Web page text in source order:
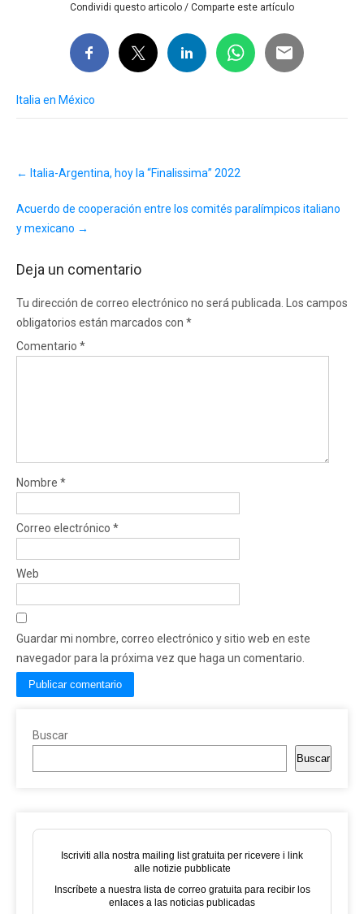
Condividi questo articolo / Comparte este artículo
Italia en México
navigation
← Italia-Argentina, hoy la “Finalissima” 2022
Acuerdo de cooperación entre los comités paralímpicos italiano
y mexicano →
Deja un comentario
Tu dirección de correo electrónico no será publicada.
Los campos
obligatorios están marcados con *
Comentario *
Nombre *
Correo electrónico *
Web
Guardar mi nombre, correo electrónico y sitio web en este
navegador para la próxima vez que haga un comentario.
Buscar
Buscar
Iscriviti alla nostra mailing list gratuita per ricevere i link
alle notizie pubblicate
Inscríbete a nuestra lista de correo gratuita para recibir los
enlaces a las noticias publicadas